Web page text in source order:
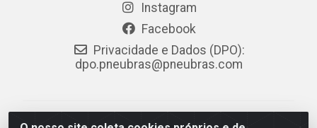
Instagram
Facebook
Privacidade e Dados (DPO):
dpo.pneubras@pneubras.com
PneuBras - Rodovia BR-101, KM 82 - Prazeres,